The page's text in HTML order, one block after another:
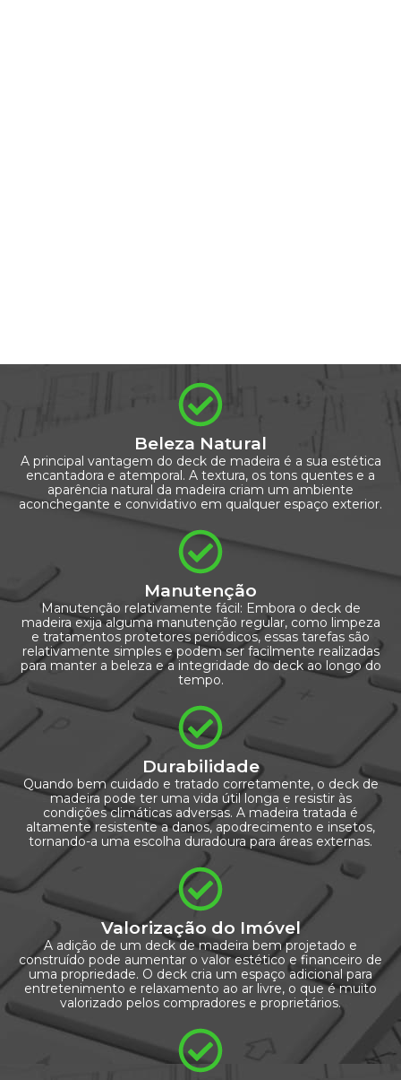
Beleza Natural
A principal vantagem do deck de madeira é a sua estética
encantadora e atemporal. A textura, os tons quentes e a
aparência natural da madeira criam um ambiente
aconchegante e convidativo em qualquer espaço exterior.
Manutenção
Manutenção relativamente fácil: Embora o deck de
madeira exija alguma manutenção regular, como limpeza
e tratamentos protetores periódicos, essas tarefas são
relativamente simples e podem ser facilmente realizadas
para manter a beleza e a integridade do deck ao longo do
tempo.
Durabilidade
Quando bem cuidado e tratado corretamente, o deck de
madeira pode ter uma vida útil longa e resistir às
condições climáticas adversas. A madeira tratada é
altamente resistente a danos, apodrecimento e insetos,
tornando-a uma escolha duradoura para áreas externas.
Valorização do Imóvel
A adição de um deck de madeira bem projetado e
construído pode aumentar o valor estético e financeiro de
uma propriedade. O deck cria um espaço adicional para
entretenimento e relaxamento ao ar livre, o que é muito
valorizado pelos compradores e proprietários.